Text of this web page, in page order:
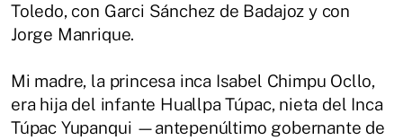
Toledo, con Garci Sánchez de Badajoz y con
Jorge Manrique.
Mi madre, la princesa inca Isabel Chimpu Ocllo,
era hija del infante Huallpa Túpac, nieta del Inca
Túpac Yupanqui —antepenúltimo gobernante de